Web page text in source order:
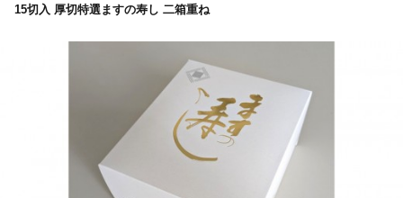
15切入 厚切特選ますの寿し 二箱重ね